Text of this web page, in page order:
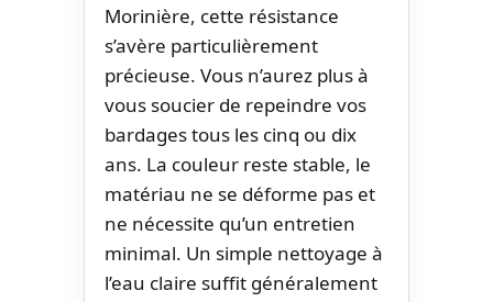
Morinière, cette résistance
s’avère particulièrement
précieuse. Vous n’aurez plus à
vous soucier de repeindre vos
bardages tous les cinq ou dix
ans. La couleur reste stable, le
matériau ne se déforme pas et
ne nécessite qu’un entretien
minimal. Un simple nettoyage à
l’eau claire suffit généralement